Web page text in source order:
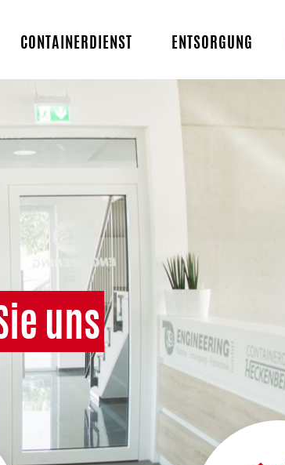
CONTAINERDIENST ENTSORGUNG
uns